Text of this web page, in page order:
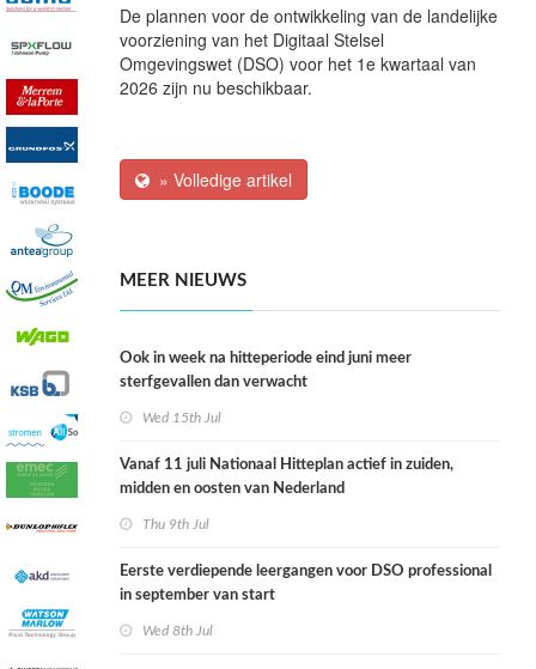
De plannen voor de ontwikkeling van de landelijke
voorziening van het Digitaal Stelsel
Omgevingswet (DSO) voor het 1e kwartaal van
2026 zijn nu beschikbaar.
» Volledige artikel
MEER NIEUWS
Ook in week na hitteperiode eind juni meer
sterfgevallen dan verwacht
Wed 15th Jul
Vanaf 11 juli Nationaal Hitteplan actief in zuiden,
midden en oosten van Nederland
Thu 9th Jul
Eerste verdiepende leergangen voor DSO professional
in september van start
Wed 8th Jul